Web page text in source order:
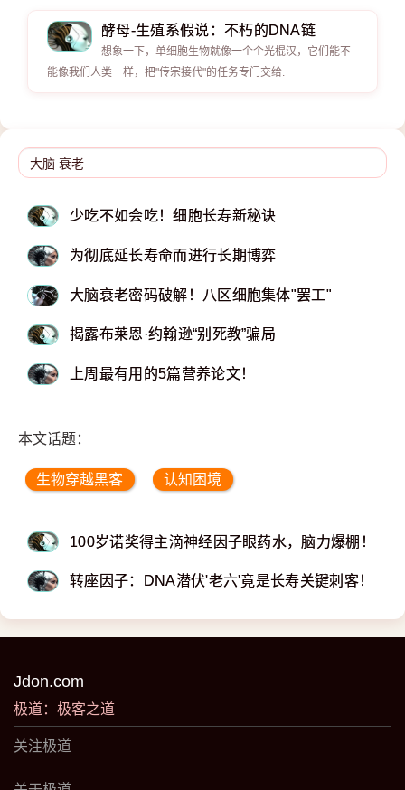
酵母-生殖系假说：不朽的DNA链
想象一下，单细胞生物就像一个个光棍汉，它们能不
能像我们人类一样，把"传宗接代"的任务专门交给.
少吃不如会吃！细胞长寿新秘诀
为彻底延长寿命而进行长期博弈
大脑衰老密码破解！八区细胞集体"罢工"
揭露布莱恩·约翰逊“别死教”骗局
上周最有用的5篇营养论文！
本文话题：
生物穿越黑客 认知困境
100岁诺奖得主滴神经因子眼药水，脑力爆棚！
转座因子：DNA潜伏'老六'竟是长寿关键刺客！
Jdon.com
极道：极客之道
关注极道